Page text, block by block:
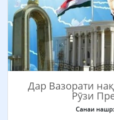
Дар Вазорати
Рӯзи
Санаи